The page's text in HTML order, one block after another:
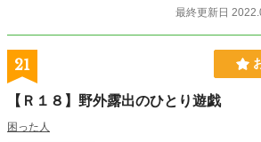
最終更新日
21
【Ｒ１８】野外露出のひとり遊戯
困った人